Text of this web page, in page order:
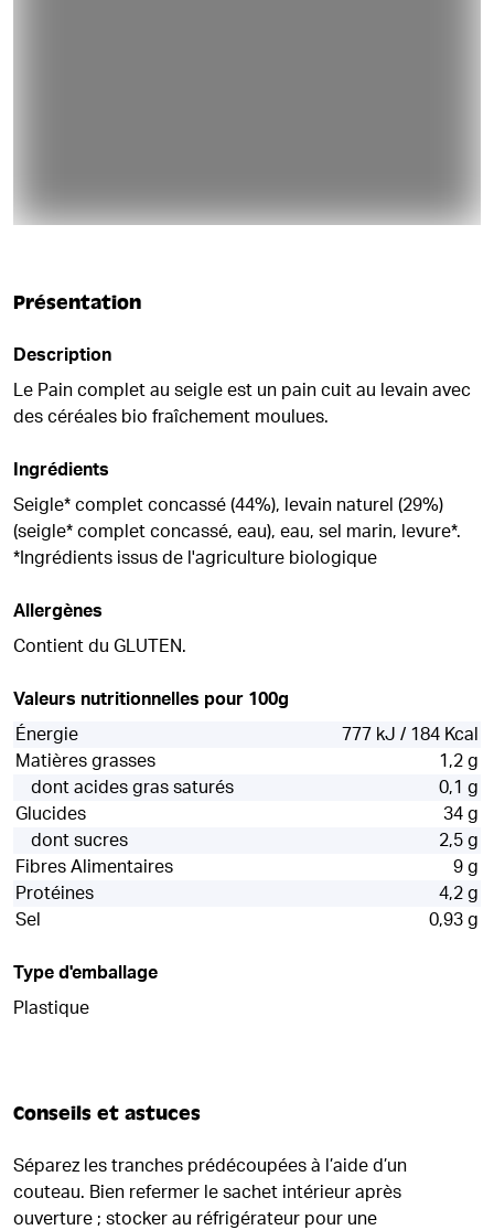
Présentation
Description
Le Pain complet au seigle est un pain cuit au levain avec
des céréales bio fraîchement moulues.
Ingrédients
Seigle* complet concassé (44%), levain naturel (29%)
(seigle* complet concassé, eau), eau, sel marin, levure*.
*Ingrédients issus de l'agriculture biologique
Allergènes
Contient du GLUTEN.
Valeurs nutritionnelles pour 100g
Énergie
777 kJ / 184 Kcal
Matières grasses
1,2 g
dont acides gras saturés
0,1 g
Glucides
34 g
dont sucres
2,5 g
Fibres Alimentaires
9 g
Protéines
4,2 g
Sel
0,93 g
Type d'emballage
Plastique
Conseils et astuces
Séparez les tranches prédécoupées à l’aide d’un
couteau. Bien refermer le sachet intérieur après
ouverture ; stocker au réfrigérateur pour une